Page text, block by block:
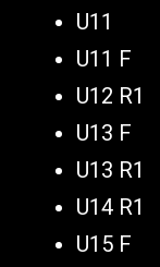
U11
U11 F
U12 R1
U13 F
U13 R1
U14 R1
U15 F